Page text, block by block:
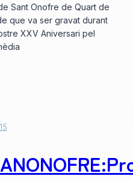
Sant Onofre de Quart de
que va ser gravat durant
XXV Aniversari pel